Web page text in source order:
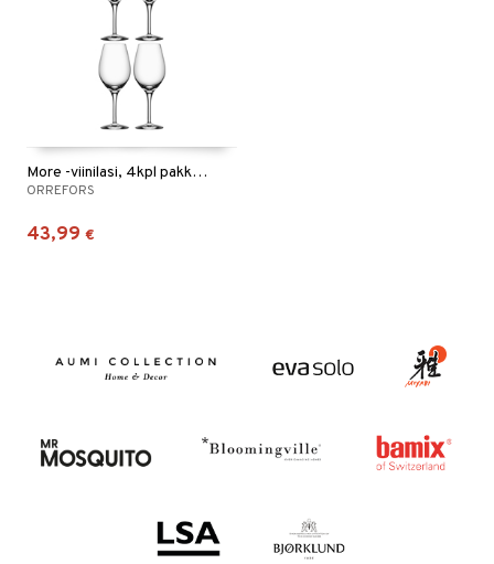
More -viinilasi, 4kpl pakkaus
ORREFORS
43,99 €